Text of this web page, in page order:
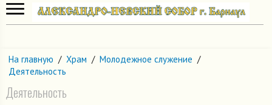
На главную / Храм / Молодежное служение /
Деятельность
Деятельность